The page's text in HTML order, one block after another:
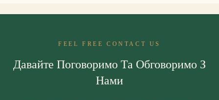
FEEL FREE CONTACT US
Давайте Поговоримо Та Обговоримо З
Нами